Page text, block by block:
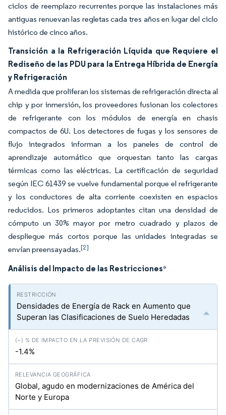
ciclos de reemplazo recurrentes porque las instalaciones más
antiguas renuevan las regletas cada tres años en lugar del ciclo
histórico de cinco años.
Transición a la Refrigeración Líquida que Requiere el
Rediseño de las PDU para la Entrega Híbrida de Energía
y Refrigeración
A medida que proliferan los sistemas de refrigeración directa al
chip y por inmersión, los proveedores fusionan los colectores
de refrigerante con los módulos de energía en chasis
compactos de 6U. Los detectores de fugas y los sensores de
flujo integrados informan a los paneles de control de
aprendizaje automático que orquestan tanto las cargas
térmicas como las eléctricas. La certificación de seguridad
según IEC 61439 se vuelve fundamental porque el refrigerante
y los conductores de alta corriente coexisten en espacios
reducidos. Los primeros adoptantes citan una densidad de
cómputo un 30% mayor por metro cuadrado y plazos de
despliegue más cortos porque las unidades integradas se
envían preensayadas.[2]
Análisis del Impacto de las Restricciones*
Densidades de Energía de Rack en Aumento que
Superan las Clasificaciones de Suelo Heredadas
-1.4%
Global, agudo en modernizaciones de América del
Norte y Europa